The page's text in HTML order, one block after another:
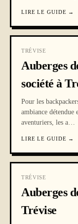
LIRE LE GUIDE →
TRÉVISE
Auberges
société à
Pour les
ambiance détendue
aventuriers, les a…
LIRE LE GUIDE →
TRÉVISE
Auberges
Trévise